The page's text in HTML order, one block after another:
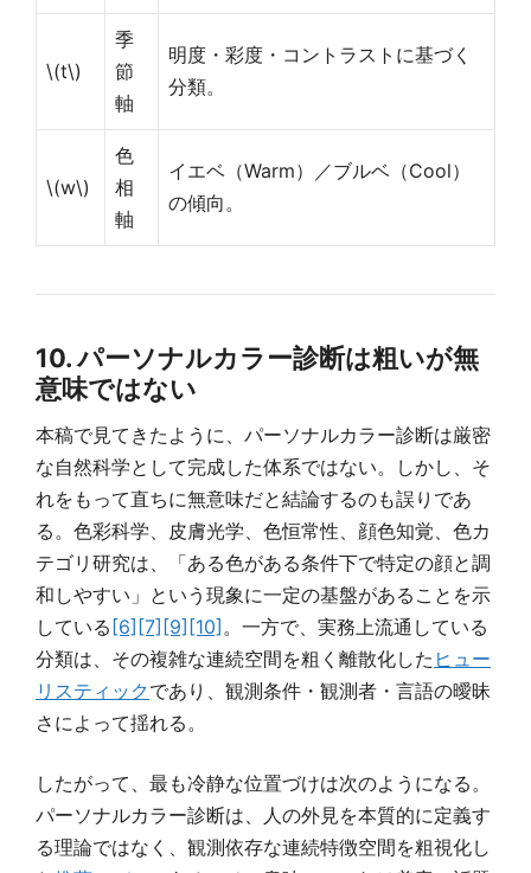
\(t\)
季
節
軸
明度・彩度・コントラストに基づく
分類。
\(w\)
色
相
軸
イエベ（Warm）／ブルベ（Cool）
の傾向。
10. パーソナルカラー診断は粗いが無
意味ではない
本稿で見てきたように、パーソナルカラー診断は厳密
な自然科学として完成した体系ではない。しかし、そ
れをもって直ちに無意味だと結論するのも誤りであ
る。色彩科学、皮膚光学、色恒常性、顔色知覚、色カ
テゴリ研究は、「ある色がある条件下で特定の顔と調
和しやすい」という現象に一定の基盤があることを示
している[6][7][9][10] 。一方で、実務上流通している
分類は、その複雑な連続空間を粗く離散化した ヒュー
リスティック であり、観測条件・観測者・言語の曖昧
さによって揺れる。
したがって、最も冷静な位置づけは次のようになる。
パーソナルカラー診断は、人の外見を本質的に定義す
る理論ではなく、観測依存な連続特徴空間を粗視化し